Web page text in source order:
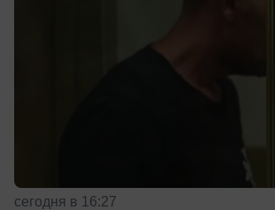
сегодня в 16:27